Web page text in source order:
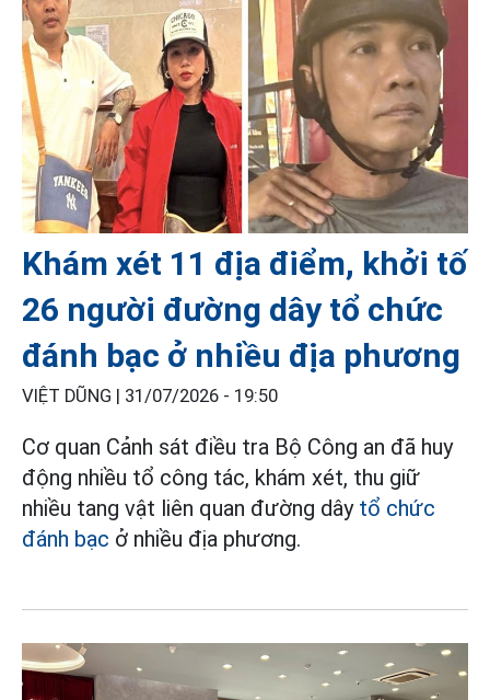
Khám xét 11 địa điểm, khởi tố
26 người đường dây tổ chức
đánh bạc ở nhiều địa phương
VIỆT DŨNG | 31/07/2026 - 19:50
Cơ quan Cảnh sát điều tra Bộ Công an đã huy
động nhiều tổ công tác, khám xét, thu giữ
nhiều tang vật liên quan đường dây tổ chức
đánh bạc ở nhiều địa phương.